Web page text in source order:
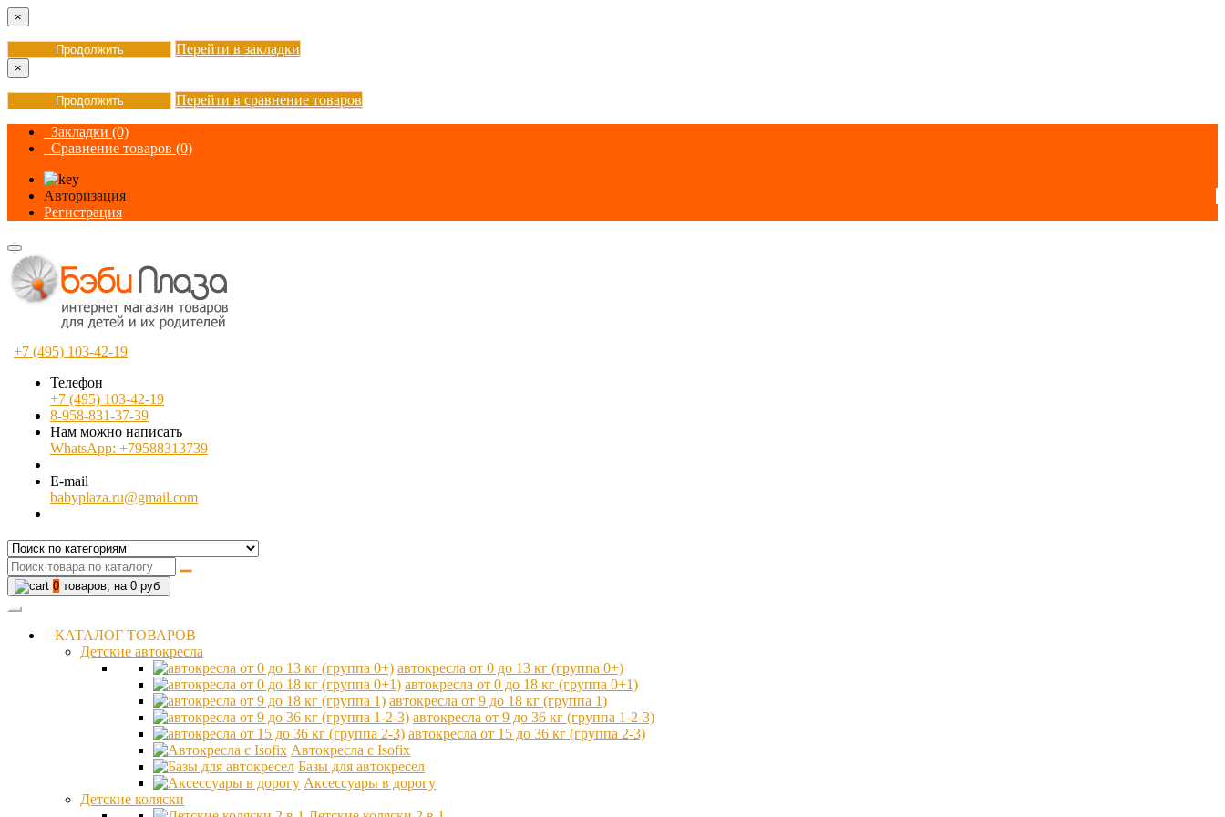
×
Продолжить Перейти в закладки
×
Продолжить Перейти в сравнение товаров
Закладки (0)
Сравнение товаров (0)
Авторизация
Регистрация
+7 (495) 103-42-19
Телефон
+7 (495) 103-42-19
8-958-831-37-39
Нам можно написать
WhatsApp: +79588313739
E-mail
babyplaza.ru@gmail.com
0 товаров, на 0 руб
КАТАЛОГ ТОВАРОВ
Детские автокресла
автокресла от 0 до 13 кг (группа 0+)
автокресла от 0 до 18 кг (группа 0+1)
автокресла от 9 до 18 кг (группа 1)
автокресла от 9 до 36 кг (группа 1-2-3)
автокресла от 15 до 36 кг (группа 2-3)
Автокресла с Isofix
Базы для автокресел
Аксессуары в дорогу
Детские коляски